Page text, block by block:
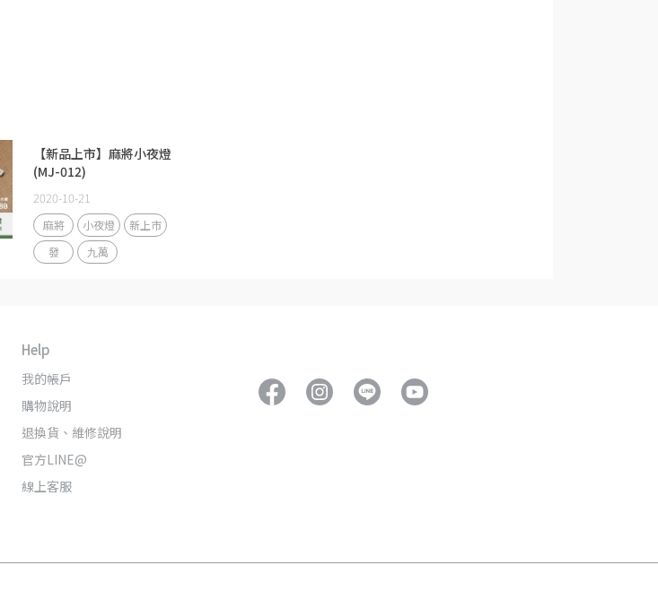
【新品上市】麻將小夜燈
(MJ-012)
2020-10-21
麻將 小夜燈
新上市
發
九萬
Help
我的帳戶
購物說明
退換貨、維修說明
官方LINE@
線上客服